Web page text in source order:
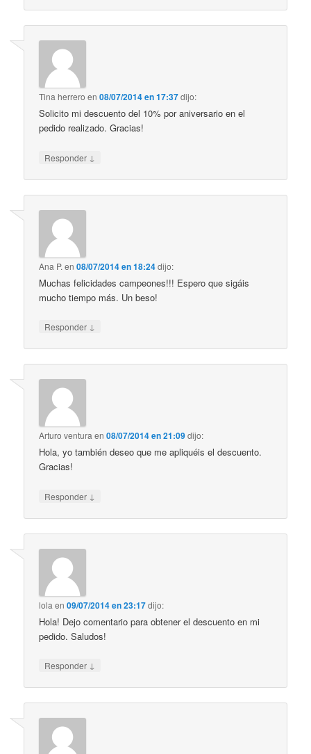
Tina herrero en08/07/2014 en 17:37dijo:
Solicito mi descuento del 10% por aniversario en el
pedido realizado. Gracias!
Responder ↓
Ana P. en08/07/2014 en 18:24dijo:
Muchas felicidades campeones!!! Espero que sigáis
mucho tiempo más. Un beso!
Responder ↓
Arturo venturaen08/07/2014 en 21:09dijo:
Hola, yo también deseo que me apliquéis el descuento.
Gracias!
Responder ↓
lola en09/07/2014 en 23:17dijo:
Hola! Dejo comentario para obtener el descuento en mi
pedido. Saludos!
Responder ↓